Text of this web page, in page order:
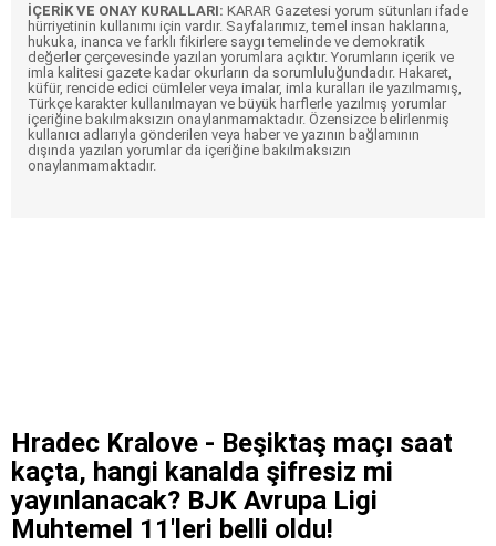
İÇERİK VE ONAY KURALLARI: KARAR Gazetesi yorum sütunları ifade
hürriyetinin kullanımı için vardır. Sayfalarımız, temel insan haklarına,
hukuka, inanca ve farklı fikirlere saygı temelinde ve demokratik
değerler çerçevesinde yazılan yorumlara açıktır. Yorumların içerik ve
imla kalitesi gazete kadar okurların da sorumluluğundadır. Hakaret,
küfür, rencide edici cümleler veya imalar, imla kuralları ile yazılmamış,
Türkçe karakter kullanılmayan ve büyük harflerle yazılmış yorumlar
içeriğine bakılmaksızın onaylanmamaktadır. Özensizce belirlenmiş
kullanıcı adlarıyla gönderilen veya haber ve yazının bağlamının
dışında yazılan yorumlar da içeriğine bakılmaksızın
onaylanmamaktadır.
Hradec Kralove - Beşiktaş maçı saat
kaçta, hangi kanalda şifresiz mi
yayınlanacak? BJK Avrupa Ligi
Muhtemel 11'leri belli oldu!